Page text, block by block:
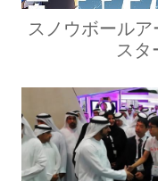
スノウボール
スタ